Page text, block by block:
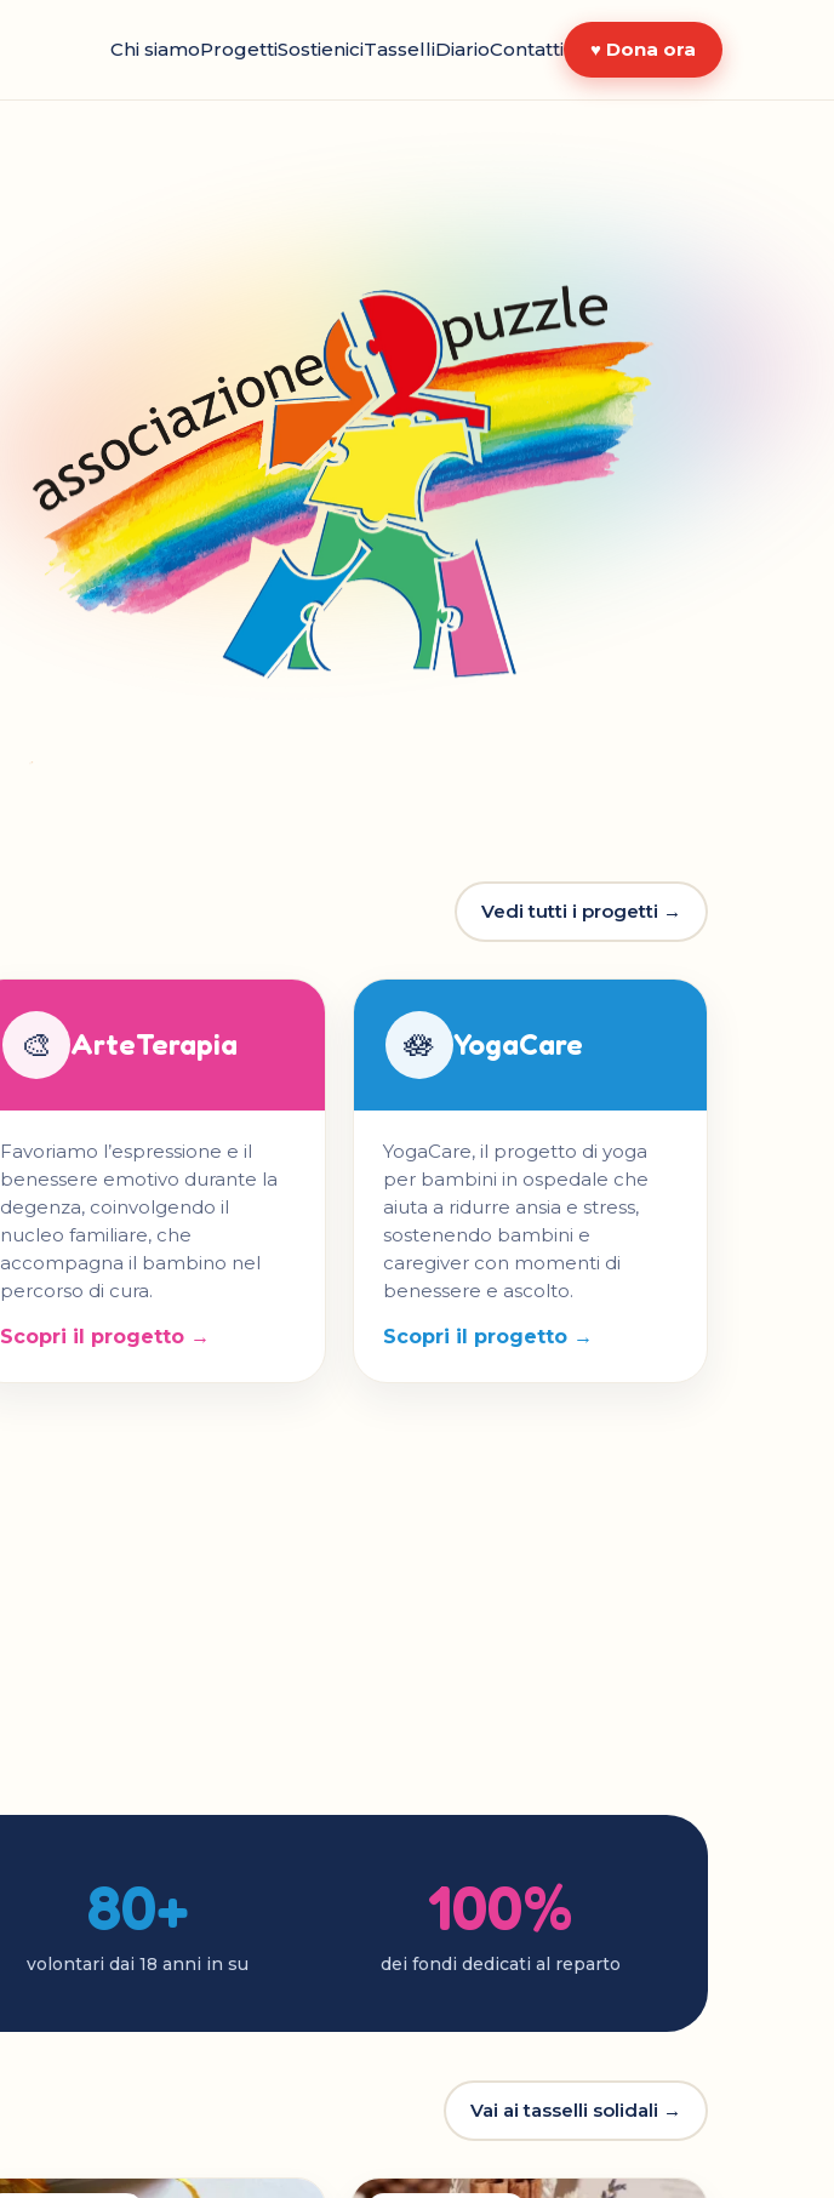
Chi siamoProgettiSostieniciTasselliDiarioContatti ♥ Dona ora
Vedi tutti i progetti →
🎨 ArteTerapia
Favoriamo l’espressione e il
benessere emotivo durante la
degenza, coinvolgendo il
nucleo familiare, che
accompagna il bambino nel
percorso di cura.
Scopri il progetto →
🪷 YogaCare
YogaCare, il progetto di yoga
per bambini in ospedale che
aiuta a ridurre ansia e stress,
sostenendo bambini e
caregiver con momenti di
benessere e ascolto.
Scopri il progetto →
80+
volontari dai 18 anni in su
100%
dei fondi dedicati al reparto
Vai ai tasselli solidali →